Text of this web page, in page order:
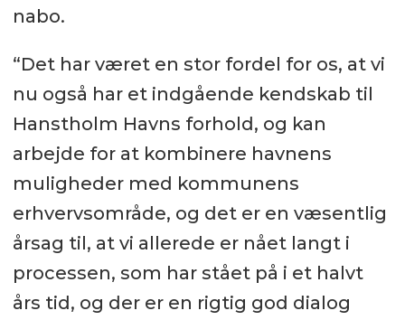
nabo.
“Det har været en stor fordel for os, at vi
nu også har et indgående kendskab til
Hanstholm Havns forhold, og kan
arbejde for at kombinere havnens
muligheder med kommunens
erhvervsområde, og det er en væsentlig
årsag til, at vi allerede er nået langt i
processen, som har stået på i et halvt
års tid, og der er en rigtig god dialog